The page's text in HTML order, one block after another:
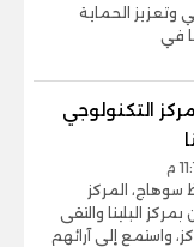
وتعزيز الحماية
في
التكنولوجي
سوهاج، المركز
البلينا والتقى
واستمع إلى آرائهم